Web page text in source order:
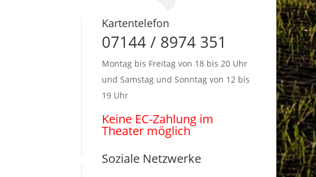
Kartentelefon
07144 / 8974 351
Montag bis Freitag von 18 bis 20 Uhr
und Samstag und Sonntag von 12 bis
19 Uhr
Keine EC-Zahlung im
Theater möglich
Soziale Netzwerke